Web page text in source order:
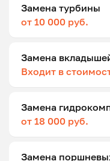
Замена турбины
от 10 000 руб.
Замена
Входит в
Замена
от 18 000 руб.
Замена